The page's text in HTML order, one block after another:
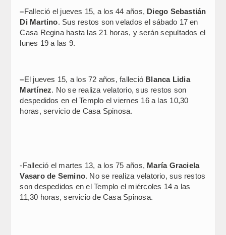
–Falleció el jueves 15, a los 44 años, Diego Sebastián
Di Martino. Sus restos son velados el sábado 17 en
Casa Regina hasta las 21 horas, y serán sepultados el
lunes 19 a las 9.
–El jueves 15, a los 72 años, falleció Blanca Lidia
Martínez. No se realiza velatorio, sus restos son
despedidos en el Templo el viernes 16 a las 10,30
horas, servicio de Casa Spinosa.
-Falleció el martes 13, a los 75 años, María Graciela
Vasaro de Semino. No se realiza velatorio, sus restos
son despedidos en el Templo el miércoles 14 a las
11,30 horas, servicio de Casa Spinosa.